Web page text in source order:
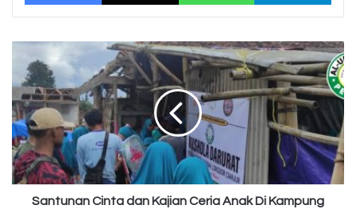
Santunan
Cinta
dan
Kajian
Ceria
Anak
Di
Kampung
Baru
KasoSantunan Cinta dan Kajian Ceria Anak Di Kampung